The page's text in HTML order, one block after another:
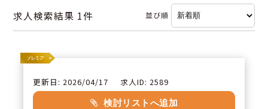
求人検索結果 1件 並び順
更新日: 2026/04/17 求人ID: 2589
検討リストへ追加